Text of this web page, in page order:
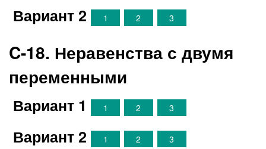
Вариант 2 1 2 3
C-18. Неравенства с двумя
переменными
Вариант 1 1 2 3
Вариант 2 1 2 3